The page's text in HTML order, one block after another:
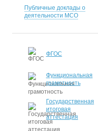
Публичные доклады о
деятельности МСО
ФГОС
Функциональная
грамотность
Государственная
итоговая
аттестация